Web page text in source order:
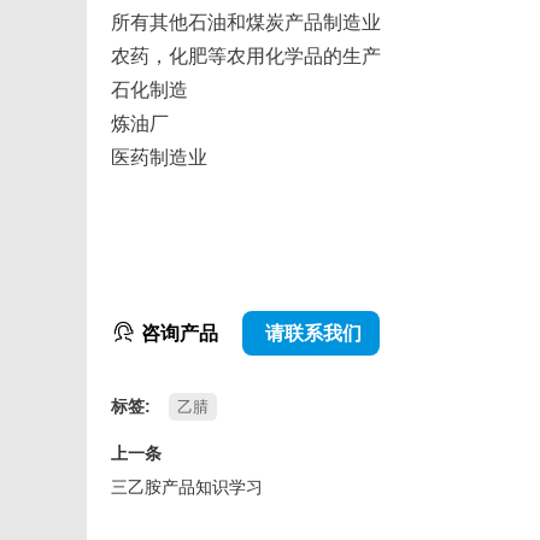
所有其他石油和煤炭产品制造业
农药，化肥等农用化学品的生产
石化制造
炼油厂
医药制造业
咨询产品 请联系我们
标签: 乙腈
上一条
三乙胺产品知识学习